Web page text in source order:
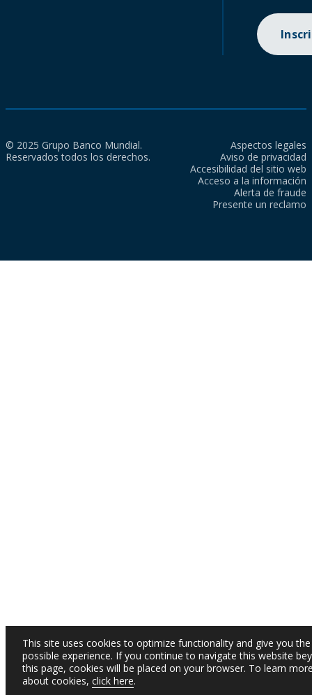
© 2025 Grupo Banco Mundial.
Reservados todos los derechos.
Aspectos legales
Aviso de privacidad
Accesibilidad del sitio web
Acceso a la información
Alerta de fraude
Presente un reclamo
This site uses cookies to optimize functionality and give you
possible experience. If you continue to navigate this website
this page, cookies will be placed on your browser. To learn
about cookies, click here.